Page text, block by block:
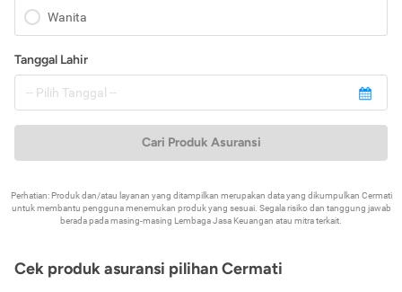
Wanita
Tanggal Lahir
Cari Produk Asuransi
Perhatian: Produk dan/atau layanan yang ditampilkan merupakan data yang dikumpulkan Cermati
untuk membantu pengguna menemukan produk yang sesuai. Segala risiko dan tanggung jawab
berada pada masing-masing Lembaga Jasa Keuangan atau mitra terkait.
Cek produk asuransi pilihan Cermati